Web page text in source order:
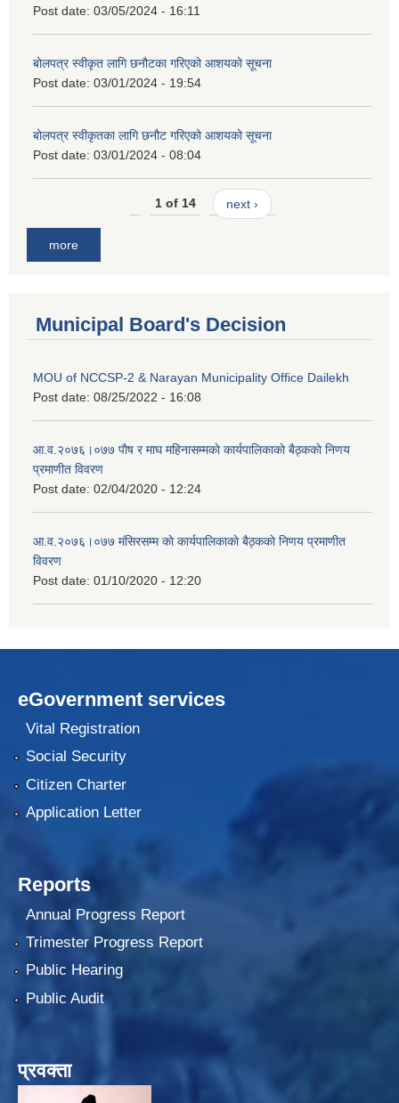
Post date: 03/05/2024 - 16:11
बोलपत्र स्वीकृत लागि छनौटका गरिएको आशयको सूचना
Post date: 03/01/2024 - 19:54
बोलपत्र स्वीकृतका लागि छनौट गरिएको आशयको सूचना
Post date: 03/01/2024 - 08:04
1 of 14 next ›
more
Municipal Board's Decision
MOU of NCCSP-2 & Narayan Municipality Office Dailekh
Post date: 08/25/2022 - 16:08
आ.व.२०७६।०७७ पाैष र माघ महिनासम्मकाे कार्यपालिकाकाे बैठ्ककाे निणय
प्रमाणीत विवरण
Post date: 02/04/2020 - 12:24
आ.व.२०७६।०७७ मंसिरसम्म काे कार्यपालिकाकाे बैठ्ककाे निणय प्रमाणीत
विवरण
Post date: 01/10/2020 - 12:20
eGovernment services
Vital Registration
Social Security
Citizen Charter
Application Letter
Reports
Annual Progress Report
Trimester Progress Report
Public Hearing
Public Audit
प्रवक्ता